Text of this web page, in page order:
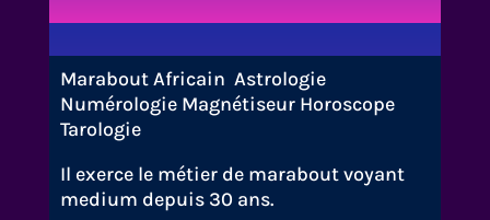
Marabout Africain Astrologie
Numérologie Magnétiseur Horoscope
Tarologie
Il exerce le métier de marabout voyant
medium depuis 30 ans.